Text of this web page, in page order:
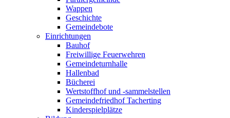
Wappen
Geschichte
Gemeindebote
Einrichtungen
Bauhof
Freiwillige Feuerwehren
Gemeindeturnhalle
Hallenbad
Bücherei
Wertstoffhof und -sammelstellen
Gemeindefriedhof Tacherting
Kinderspielplätze